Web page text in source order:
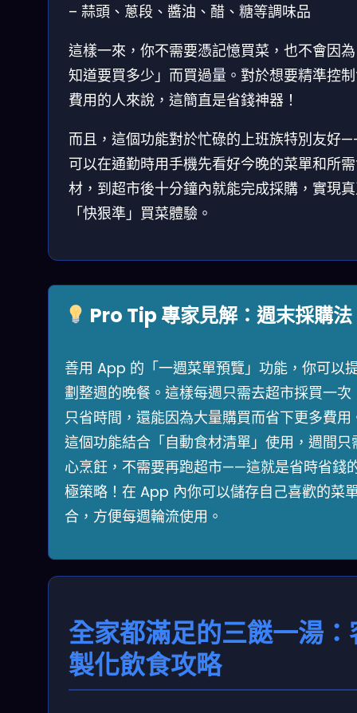
– 蒜頭、蔥段、醬油、醋、糖等調味品
這樣一來，你不需要憑記憶買菜，也不會因
知道要買多少」而買過量。對於想要精準控
費用的人來說，這簡直是省錢神器！
而且，這個功能對於忙碌的上班族特別友好
可以在通勤時用手機先看好今晚的菜單和所
材，到超市後十分鐘內就能完成採購，實現
「快狠準」買菜體驗。
Pro Tip 專家見解：週末採購法
善用 App 的「一週菜單預覽」功能，你可以
劃整週的晚餐。這樣每週只需去超市採買一次
只省時間，還能因為大量購買而省下更多費用
這個功能結合「自動食材清單」使用，週間只
心烹飪，不需要再跑超市——這就是省時省錢
極策略！在 App 內你可以儲存自己喜歡的菜
合，方便每週輪流使用。
全家都滿足的三餸一湯：
製化飲食攻略